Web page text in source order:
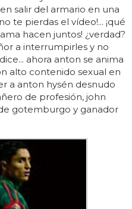
salir del armario en una
te pierdas el vídeo!... ¡qué
hacen juntos! ¿verdad?
a interrumpirles y no
ahora anton se anima
alto contenido sexual en
a anton hysén desnudo
de profesión, john
gotemburgo y ganador